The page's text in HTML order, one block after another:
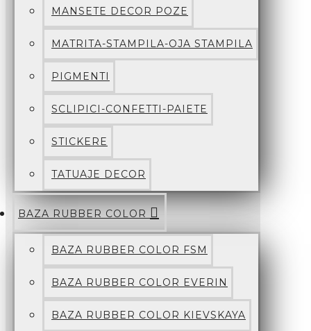
MANSETE DECOR POZE
MATRITA-STAMPILA-OJA STAMPILA
PIGMENTI
SCLIPICI-CONFETTI-PAIETE
STICKERE
TATUAJE DECOR
BAZA RUBBER COLOR
BAZA RUBBER COLOR FSM
BAZA RUBBER COLOR EVERIN
BAZA RUBBER COLOR KIEVSKAYA